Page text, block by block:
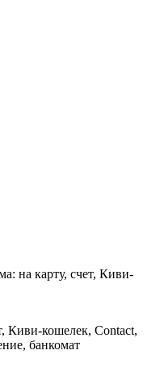
на карту, счет, Киви-
Киви-кошелек, Contact,
банкомат